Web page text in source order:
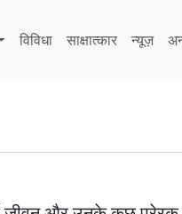
विविधा साक्षात्‍कार न्यूज़